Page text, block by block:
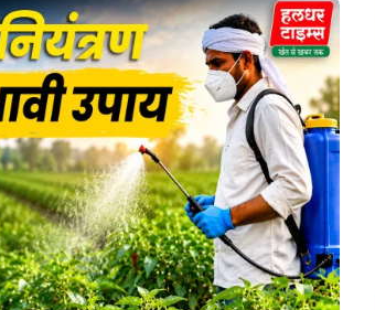
लाख किसानों को मिला
बीमा का लाभ
Aug-2026 04:36 PM